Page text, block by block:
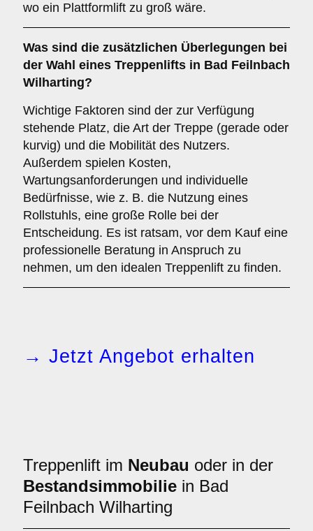
wo ein Plattformlift zu groß wäre.
Was sind die zusätzlichen Überlegungen bei
der Wahl eines Treppenlifts in Bad Feilnbach
Wilharting?
Wichtige Faktoren sind der zur Verfügung
stehende Platz, die Art der Treppe (gerade oder
kurvig) und die Mobilität des Nutzers.
Außerdem spielen Kosten,
Wartungsanforderungen und individuelle
Bedürfnisse, wie z. B. die Nutzung eines
Rollstuhls, eine große Rolle bei der
Entscheidung. Es ist ratsam, vor dem Kauf eine
professionelle Beratung in Anspruch zu
nehmen, um den idealen Treppenlift zu finden.
→ Jetzt Angebot erhalten
Treppenlift im Neubau oder in der
Bestandsimmobilie in Bad
Feilnbach Wilharting